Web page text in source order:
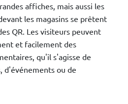
affiches, mais aussi les
les magasins se prêtent
QR. Les visiteurs peuvent
et facilement des
qu'il s'agisse de
d'événements ou de